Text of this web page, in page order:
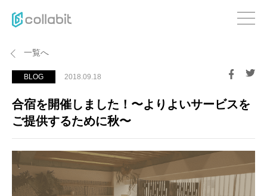
一覧へ
BLOG 2018.09.18
合宿を開催しました！〜よりよいサービスを
ご提供するために秋〜